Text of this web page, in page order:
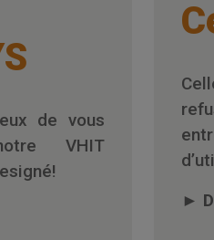
de vous
VHIT
►